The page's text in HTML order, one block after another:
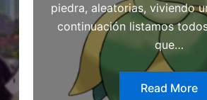
piedra, aleatorias, viviendo
continuación listamos
que…
Read More